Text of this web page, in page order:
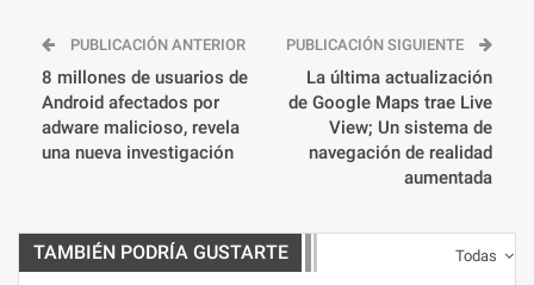
PUBLICACIÓN ANTERIOR
8 millones de usuarios de
Android afectados por
adware malicioso, revela
una nueva investigación
PUBLICACIÓN SIGUIENTE
La última actualización
de Google Maps trae Live
View; Un sistema de
navegación de realidad
aumentada
Todas
TAMBIÉN PODRÍA GUSTARTE